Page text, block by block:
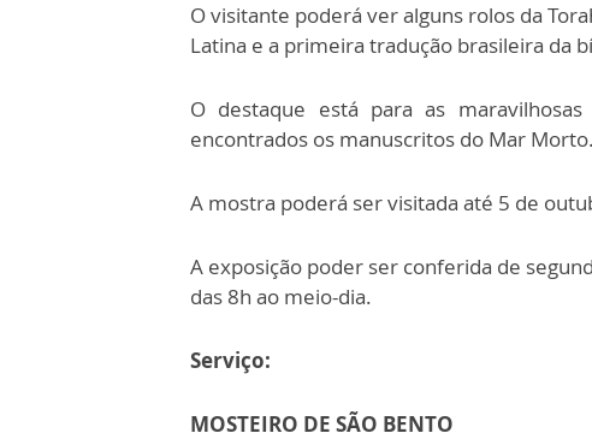
O visitante poderá ver alguns rolos da
Latina e a primeira tradução brasileira da
O destaque está para as
encontrados os manuscritos do Mar Morto.
A mostra poderá ser visitada até 5 de
A exposição poder ser conferida de
das 8h ao meio-dia.
Serviço:
MOSTEIRO DE SÃO BENTO